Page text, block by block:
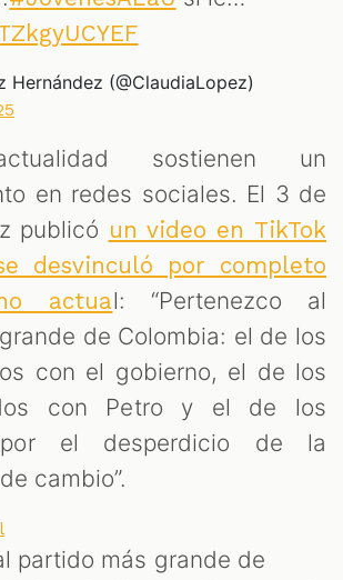
(@ClaudiaLopez)
sostienen un
en redes sociales. El 3 de
publicó un video en TikTok
desvinculó por completo
actual: “Pertenezco al
de Colombia: el de los
con el gobierno, el de los
con Petro y el de los
por el desperdicio de la
cambio”.
partido más grande de